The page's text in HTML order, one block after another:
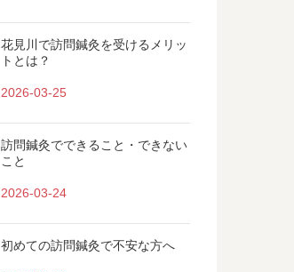
花見川で訪問鍼灸を受けるメリッ
トとは？
2026-03-25
訪問鍼灸でできること・できない
こと
2026-03-24
初めての訪問鍼灸で不安な方へ